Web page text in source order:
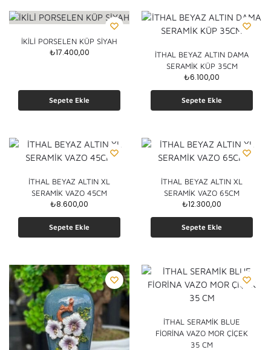
İKİLİ PORSELEN KÜP SİYAH
₺17.400,00
Sepete Ekle
İTHAL BEYAZ ALTIN DAMA
SERAMİK KÜP 35CM
₺6.100,00
Sepete Ekle
İTHAL BEYAZ ALTIN XL
SERAMİK VAZO 45CM
₺8.600,00
Sepete Ekle
İTHAL BEYAZ ALTIN XL
SERAMİK VAZO 65CM
₺12.300,00
Sepete Ekle
İTHAL SERAMİK BLUE
FİORİNA VAZO MOR ÇİÇEK
35 CM